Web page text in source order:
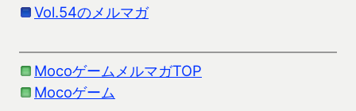
Vol.54のメルマガ
MocoゲームメルマガTOP
Mocoゲーム